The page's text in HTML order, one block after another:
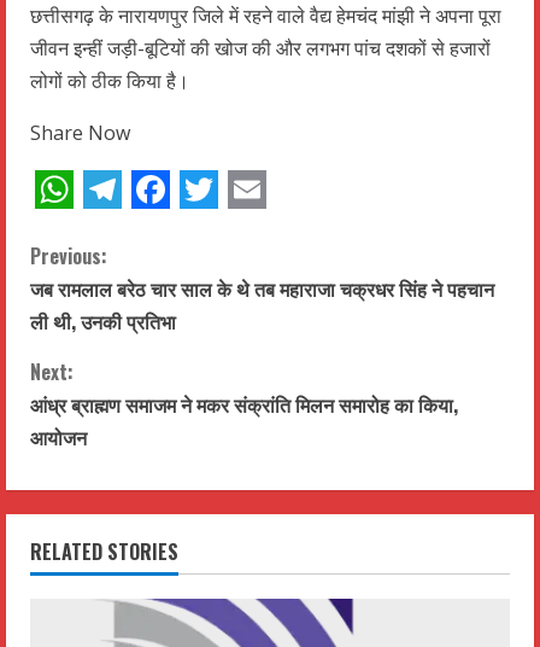
छत्तीसगढ़ के नारायणपुर जिले में रहने वाले वैद्य हेमचंद मांझी ने अपना पूरा
जीवन इन्हीं जड़ी-बूटियों की खोज की और लगभग पांच दशकों से हजारों
लोगों को ठीक किया है।
Share Now
C
o
n
t
n
u
Previous:
जब रामलाल बरेठ चार साल के थे तब महाराजा चक्रधर सिंह ने पहचान
ली थी, उनकी प्रतिभा
Next:
आंध्र ब्राह्मण समाजम ने मकर संक्रांति मिलन समारोह का किया,
आयोजन
RELATED STORIES